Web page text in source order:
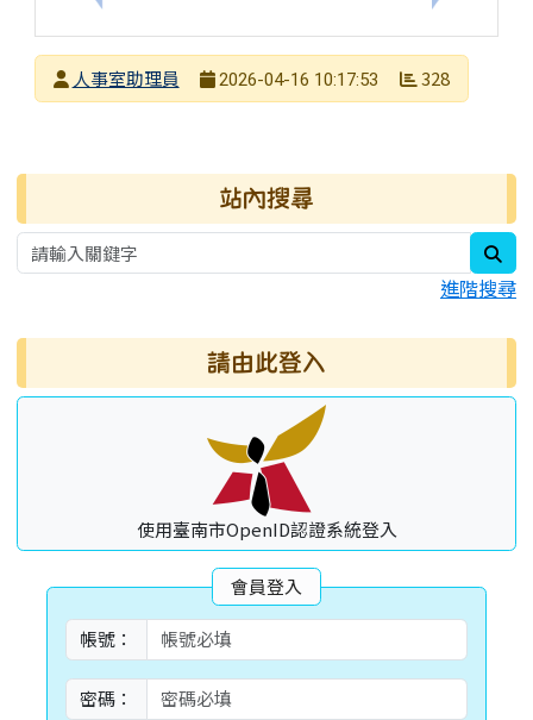
發布者人事室助理員
2026-04-16 10:17:53 328
右邊區域內容 站內搜尋
進階搜尋
請由此登入
使用臺南市OpenID認證系統登入
會員登入
帳號：
密碼：